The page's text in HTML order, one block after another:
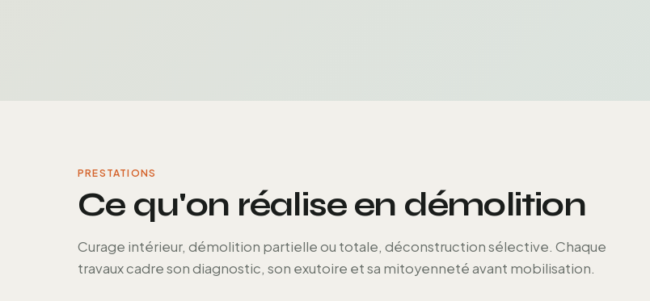
PRESTATIONS
Ce qu'on réalise en démolition
Curage intérieur, démolition partielle ou totale, déconstruction sélective. Chaque
travaux cadre son diagnostic, son exutoire et sa mitoyenneté avant mobilisation.